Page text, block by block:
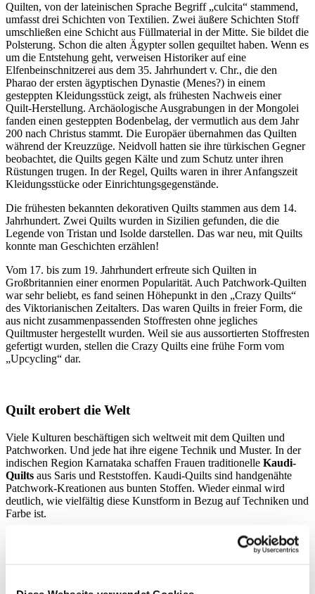
Quilten, von der lateinischen Sprache Begriff „culcita“ stammend,
umfasst drei Schichten von Textilien. Zwei äußere Schichten Stoff
umschließen eine Schicht aus Füllmaterial in der Mitte. Sie bildet die
Polsterung. Schon die alten Ägypter sollen gequiltet haben. Wenn es
um die Entstehung geht, verweisen Historiker auf eine
Elfenbeinschnitzerei aus dem 35. Jahrhundert v. Chr., die den
Pharao der ersten ägyptischen Dynastie (Menes?) in einem
gesteppten Kleidungsstück zeigt, als frühesten Nachweis einer
Quilt-Herstellung. Archäologische Ausgrabungen in der Mongolei
fanden einen gesteppten Bodenbelag, der vermutlich aus dem Jahr
200 nach Christus stammt. Die Europäer übernahmen das Quilten
während der Kreuzzüge. Neidvoll hatten sie ihre türkischen Gegner
beobachtet, die Quilts gegen Kälte und zum Schutz unter ihren
Rüstungen trugen. In der Regel, Quilts waren in ihrer Anfangszeit
Kleidungsstücke oder Einrichtungsgegenstände.
Die frühesten bekannten dekorativen Quilts stammen aus dem 14.
Jahrhundert. Zwei Quilts wurden in Sizilien gefunden, die die
Legende von Tristan und Isolde darstellen. Das war neu, mit Quilts
konnte man Geschichten erzählen!
Vom 17. bis zum 19. Jahrhundert erfreute sich Quilten in
Großbritannien einer enormen Popularität. Auch Patchwork-Quilten
war sehr beliebt, es fand seinen Höhepunkt in den „Crazy Quilts“
des Viktorianischen Zeitalters. Das waren Quilts in freier Form, die
aus nicht zusammenpassenden Stoffresten ohne jegliches
Quiltmuster hergestellt wurden. Weil sie aus aussortierten Stoffresten
gefertigt wurden, stellen die Crazy Quilts eine frühe Form vom
„Upcycling“ dar.
Quilt erobert die Welt
Viele Kulturen beschäftigen sich weltweit mit dem Quilten und
Patchworken. Und jede hat ihre eigene Technik und Muster. In der
indischen Region Karnataka schaffen Frauen traditionelle Kaudi-
Quilts aus Saris und Reststoffen. Kaudi-Quilts sind handgenähte
Patchwork-Kreationen aus bunten Stoffen. Wieder einmal wird
deutlich, wie vielfältig diese Kunstform in Bezug auf Techniken und
Farbe ist.
In der pakistanischen Provinz Sindh werden dagegen traditionell
als Bett- oder Bodenbelag hergestellt. Die Region
Bestandteil dieser Kultur, um die sich Lieder und Legenden drehen.